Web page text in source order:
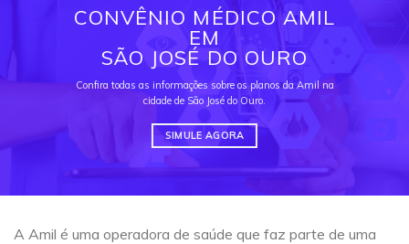
CONVÊNIO MÉDICO AMIL
EM
SÃO JOSÉ DO OURO
Confira todas as informações sobre os planos da Amil na
cidade de São José do Ouro.
SIMULE AGORA
A Amil é uma operadora de saúde que faz parte de uma